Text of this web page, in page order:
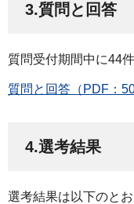
3.質問と回答
質問受付期間中に44
質問と回答（PDF：
4.選考結果
選考結果は以下のとお